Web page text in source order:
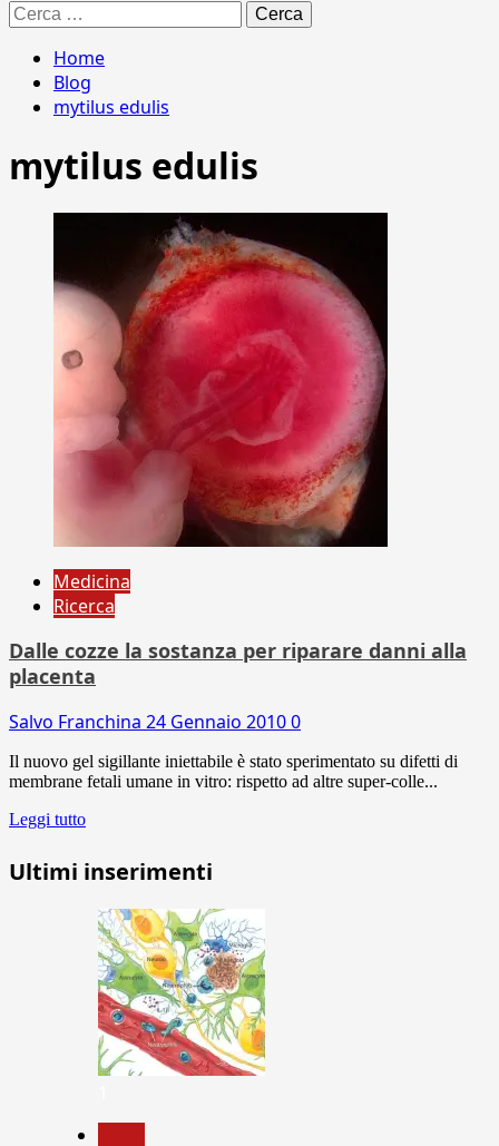
Ricerca
per:
Home
Blog
mytilus edulis
mytilus edulis
Medicina
Ricerca
Dalle cozze la sostanza per riparare danni alla
placenta
Salvo Franchina 24 Gennaio 20100
Il nuovo gel sigillante iniettabile è stato sperimentato su difetti di
membrane fetali umane in vitro: rispetto ad altre super-colle...
Leggi tutto
Ultimi inserimenti